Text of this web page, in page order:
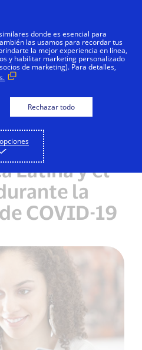
PRENSA
niveles de
de e-
registran un
sostenido
Latina y el
la
COVID-19
donde es esencial para
las usamos para recordar tus
la mejor experiencia en línea,
y habilitar marketing personalizado
de marketing). Para detalles,
Rechazar todo